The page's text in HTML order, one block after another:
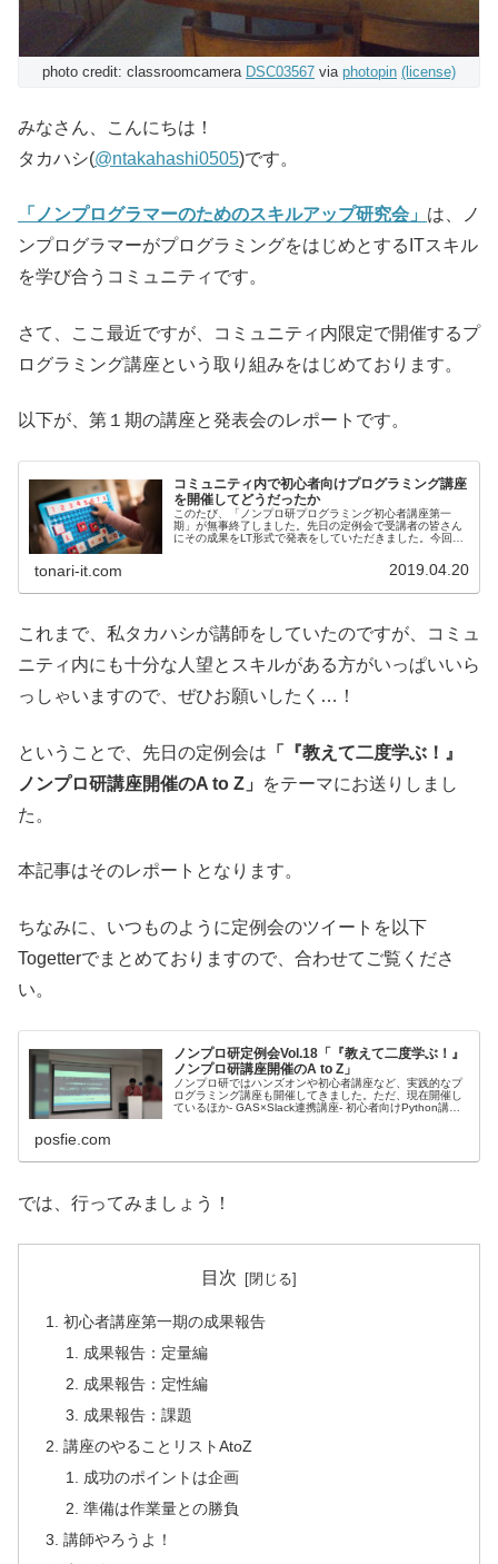
photo credit: classroomcamera DSC03567 via photopin (license)
みなさん、こんにちは！
タカハシ(@ntakahashi0505)です。
「ノンプログラマーのためのスキルアップ研究会」 は、ノ
ンプログラマーがプログラミングをはじめとするITスキル
を学び合うコミュニティです。
さて、ここ最近ですが、コミュニティ内限定で開催するプ
ログラミング講座という取り組みをはじめております。
以下が、第１期の講座と発表会のレポートです。
コミュニティ内で初心者向けプログラミング講座
を開催してどうだったか
このたび、「ノンプロ研プログラミング初心者講座第一
期」が無事終了しました。先日の定例会で受講者の皆さん
にその成果をLT形式で発表をしていただきました。今回は
tonari-it.com 2019.04.20
これまで、私タカハシが講師をしていたのですが、コミュ
ニティ内にも十分な人望とスキルがある方がいっぱいいら
っしゃいますので、ぜひお願いしたく…！
ということで、先日の定例会は 「『教えて二度学ぶ！』
ノンプロ研講座開催のA to Z」
をテーマにお送りしまし
た。
本記事はそのレポートとなります。
ちなみに、いつものように定例会のツイートを以下
Togetterでまとめておりますので、合わせてご覧くださ
い。
ノンプロ研定例会Vol.18「『教えて二度学ぶ！』
ノンプロ研講座開催のA to Z」
ノンプロ研ではハンズオンや初心者講座など、実践的なプ
ログラミング講座も開催してきました。ただ、現在開催し
ているほか- GAS×Slack連携講座- 初心者向けPython講座-
posfie.com
では、行ってみましょう！
目次
初心者講座第一期の成果報告
成果報告：定量編
成果報告：定性編
成果報告：課題
講座のやることリストAtoZ
成功のポイントは企画
準備は作業量との勝負
講師やろうよ！